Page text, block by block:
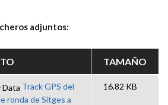
adjuntos:
TAMAÑO
Track GPS del
ronda de Sitges a
16.82 KB